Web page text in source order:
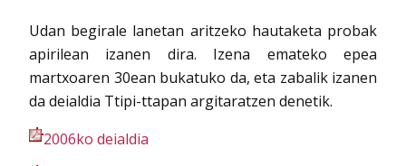
Udan begirale lanetan aritzeko hautaketa probak
apirilean izanen dira. Izena emateko epea
martxoaren 30ean bukatuko da, eta zabalik izanen
da deialdia Ttipi-ttapan argitaratzen denetik.
2006ko deialdia